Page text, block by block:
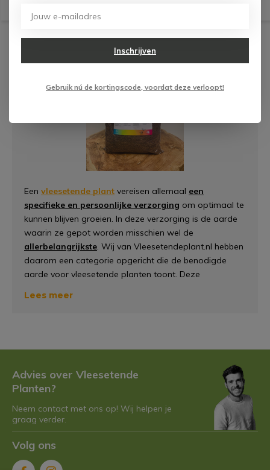
Een vleesetende plant vereisen allemaal een
specifieke en persoonlijke verzorging om optimaal te
kunnen blijven groeien. In deze verzorging is de aarde
waarin ze gepot worden misschien wel de
allerbelangrijkste. Wij van Vleesetendeplant.nl hebben
daarom een categorie opgericht die de benodigde
aarde voor vleesetende planten toont. Deze
vleesetende planten.
planten specifieke aarde
Vleesetende planten halen hun voeding niet uit de
grond maaruit insecten en ander dierlijk materiaal
zult een vleesetende plant dan ook sneller tegenkomen
heide. Een bodem met veel voeding zal de vleesetende
plant namelijk eerder schade toebrengen. Deze planten
Lees meer
Advies over Vleesetende
Planten?
Neem contact met ons op! Wij helpen je
graag verder.
Volg ons
Inschrijven
Gebruik nú de kortingscode, voordat deze verloopt!